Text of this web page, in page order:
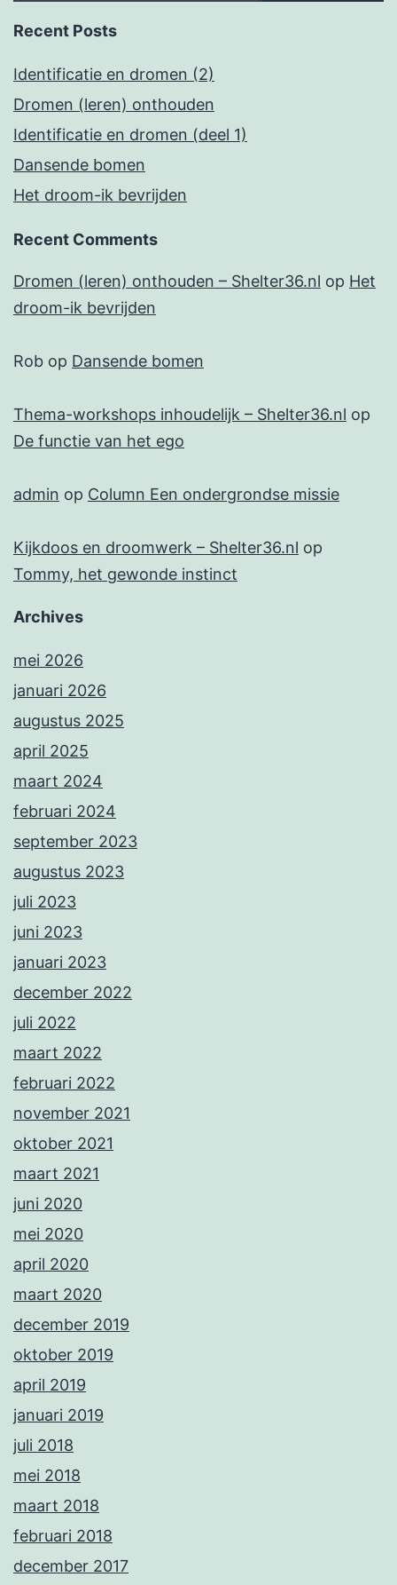
Recent Posts
Identificatie en dromen (2)
Dromen (leren) onthouden
Identificatie en dromen (deel 1)
Dansende bomen
Het droom-ik bevrijden
Recent Comments
Dromen (leren) onthouden – Shelter36.nl op Het
droom-ik bevrijden
Rob op Dansende bomen
Thema-workshops inhoudelijk – Shelter36.nl op
De functie van het ego
admin op Column Een ondergrondse missie
Kijkdoos en droomwerk – Shelter36.nl op
Tommy, het gewonde instinct
Archives
mei 2026
januari 2026
augustus 2025
april 2025
maart 2024
februari 2024
september 2023
augustus 2023
juli 2023
juni 2023
januari 2023
december 2022
juli 2022
maart 2022
februari 2022
november 2021
oktober 2021
maart 2021
juni 2020
mei 2020
april 2020
maart 2020
december 2019
oktober 2019
april 2019
januari 2019
juli 2018
mei 2018
maart 2018
februari 2018
december 2017